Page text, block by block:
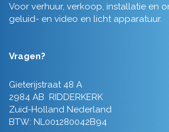
Voor verhuur, verkoop, installatie en
geluid- en video en licht apparatuur.
Vragen?
Gieterijstraat 48 A
2984 AB RIDDERKERK
Zuid-Holland Nederland
BTW: NL001280042B94